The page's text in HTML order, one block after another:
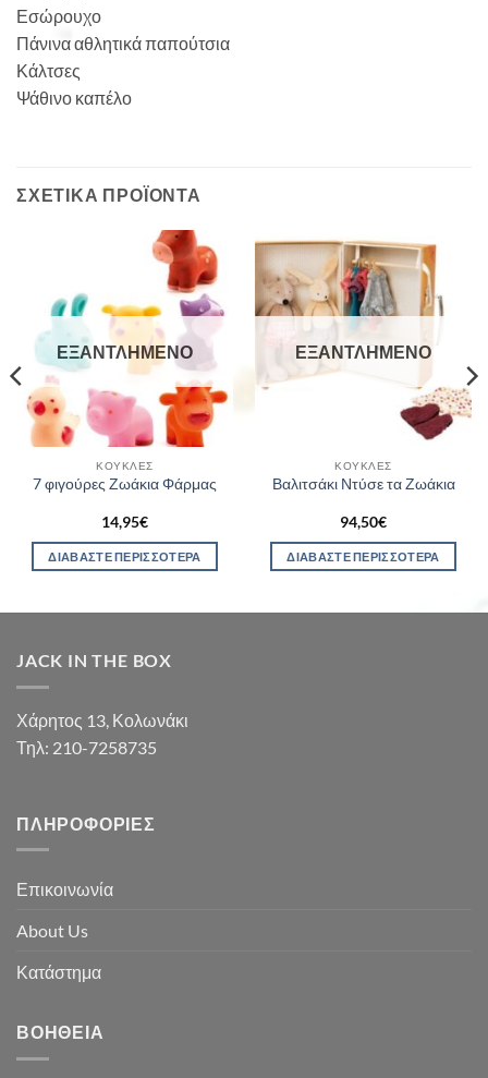
Εσώρουχο
Πάνινα αθλητικά παπούτσια
Κάλτσες
Ψάθινο καπέλο
ΣΧΕΤΙΚΆ ΠΡΟΪΌΝΤΑ
ΕΞΑΝΤΛΗΜΈΝΟ
ΚΟΎΚΛΕΣ
7 φιγούρες Ζωάκια Φάρμας
14,95€
ΔΙΑΒΆΣΤΕ ΠΕΡΙΣΣΌΤΕΡΑ
ΕΞΑΝΤΛΗΜΈΝΟ
ΚΟΎΚΛΕΣ
Βαλιτσάκι Ντύσε τα Ζωάκια
94,50€
ΔΙΑΒΆΣΤΕ ΠΕΡΙΣΣΌΤΕΡΑ
JACK IN THE BOX
Χάρητος 13, Κολωνάκι
Τηλ: 210-7258735
ΠΛΗΡΟΦΟΡΊΕΣ
Επικοινωνία
About Us
Κατάστημα
ΒΟΉΘΕΙΑ